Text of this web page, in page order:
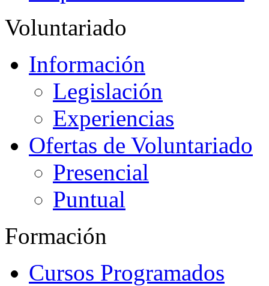
Voluntariado
Información
Legislación
Experiencias
Ofertas de Voluntariado
Presencial
Puntual
Formación
Cursos Programados